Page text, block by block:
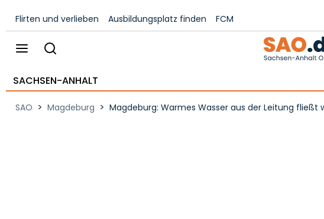
Flirten und verlieben Ausbildungsplatz finden FCM
SACHSEN-ANHALT
SAO > Magdeburg > Magdeburg: Warmes Wasser aus der Leitung fließt